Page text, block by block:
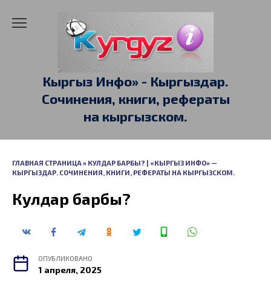
Кыргыз Инфо» - Кыргыздар.
Сочинения, книги, рефераты
на кыргызском.
ГЛАВНАЯ СТРАНИЦА» КУЛДАР БАРБЫ? | «КЫРГЫЗ ИНФО» —
КЫРГЫЗДАР. СОЧИНЕНИЯ, КНИГИ, РЕФЕРАТЫ НА КЫРГЫЗСКОМ.
Кулдар барбы?
ОПУБЛИКОВАНО
1 апреля, 2025